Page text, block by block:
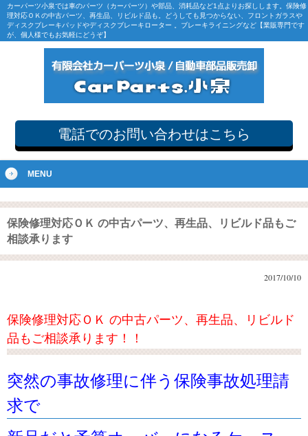
カーパーツ小泉では車のパーツ（カーパーツ）や部品、消耗品など1点よりお探しします。保険修
理対応ＯＫの中古パーツ、再生品、リビルド品も。どうしても見つからない、フロントガラスや
ディスクブレーキパッドやディスクブレーキローター 。ブレーキライニングなど【業販専門です
が、個人様でもお気軽にどうぞ】
電話でのお問い合わせはこちら
MENU
保険修理対応ＯＫ の中古パーツ、再生品、リビルド品もご
相談承ります
2017/10/10
保険修理対応ＯＫ の中古パーツ、再生品、リビルド
品もご相談承ります！！
突然の事故修理に伴う保険事故処理請
求で